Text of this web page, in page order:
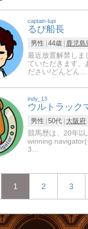
captain-lupi
るぴ船長
男性 44歳 鹿児島
最近放置解禁し
ていただきます。
ださい!どんどん…
indy_13
ウルトラック
男性 50代 大阪府
競馬歴は、20年
winning navigator(
3…
1 2 3